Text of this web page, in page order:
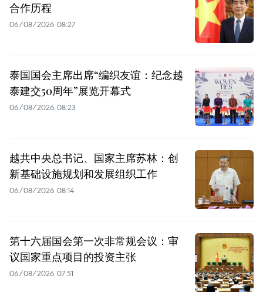
合作历程
06/08/2026 08:27
泰国国会主席出席“编织友谊：纪念越
泰建交50周年”展览开幕式
06/08/2026 08:23
越共中央总书记、国家主席苏林：创
新基础设施规划和发展组织工作
06/08/2026 08:14
第十六届国会第一次非常规会议：审
议国家重点项目的投资主张
06/08/2026 07:51